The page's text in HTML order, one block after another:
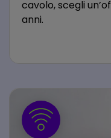
cavolo, scegli
anni.